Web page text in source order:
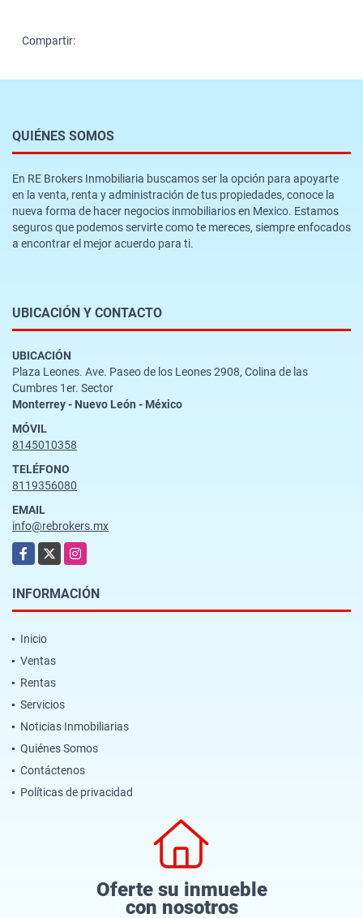
Compartir:
QUIÉNES SOMOS
En RE Brokers Inmobiliaria buscamos ser la opción para apoyarte
en la venta, renta y administración de tus propiedades, conoce la
nueva forma de hacer negocios inmobiliarios en Mexico. Estamos
seguros que podemos servirte como te mereces, siempre enfocados
a encontrar el mejor acuerdo para ti.
UBICACIÓN Y CONTACTO
UBICACIÓN
Plaza Leones. Ave. Paseo de los Leones 2908, Colina de las
Cumbres 1er. Sector
Monterrey - Nuevo León - México
MÓVIL
8145010358
TELÉFONO
8119356080
EMAIL
info@rebrokers.mx
Facebook
X Instagram
INFORMACIÓN
Inicio
Ventas
Rentas
Servicios
Noticias Inmobiliarias
Quiénes Somos
Contáctenos
Políticas de privacidad
Oferte su inmueble
con nosotros